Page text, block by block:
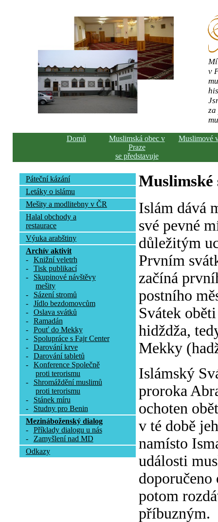
v
Domů
Muslimská obec v
Praze
se představuje
Muslimové
Páteční kázání
Letáky o islámu
Mešity a modlitebny v ČR
Halal obchody a
restaurace
Výuka arabštiny
Archív aktivit
-
Knižní veletrh
-
Tisk publikací
-
Skupinové návštěvy
mešity
-
Sázení stromů
-
Jídlo bezdomovcům
-
Oslava svátků
-
Ramadán
-
Pouť do Mekky
-
Spolupráce s Fajr Center
-
Darování krve
-
Darování tabletů
-
Konference Společně
proti terorismu
-
Shromáždění muslimů
proti terorismu
-
Stánek míru
-
Studny pro Benin
Mezináboženský dialog
-
Příklady dialogu u nás
-
Zamyšlení nad MD
Odkazy
Muslimské
Islám dává
své pevné
důležitým
Prvním
začíná
postního
Svátek
hidždža,
Mekky
Islámský
proroka
ochoten
v té době
namísto
události
doporučeno
potom
příbuzným.